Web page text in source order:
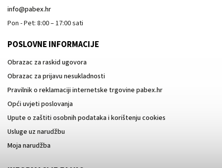
info@pabex.hr
Pon - Pet: 8:00 – 17:00 sati
POSLOVNE INFORMACIJE
Obrazac za raskid ugovora
Obrazac za prijavu nesukladnosti
Pravilnik o reklamaciji internetske trgovine pabex.hr
Opći uvjeti poslovanja
Upute o zaštiti osobnih podataka i korištenju cookies
Usluge uz narudžbu
Moja narudžba